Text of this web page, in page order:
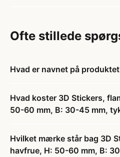
Ofte stillede
Hvad er navnet på
Hvad koster 3D Stickers,
50-60 mm, B: 30-45 mm,
Hvilket mærke står bag 3D
havfrue, H: 50-60 mm, B: